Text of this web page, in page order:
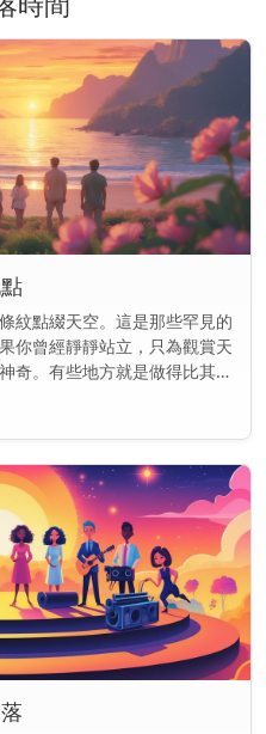
紋點綴天空。這是那些罕見的
你曾經靜靜站立，只為觀賞天
奇。有些地方就是做得比其他
而畫的一樣。 快速見解： 前